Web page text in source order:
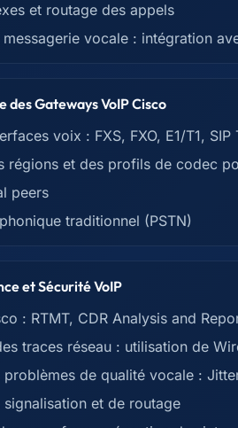
et routage des appels
vocale : intégration
des Gateways VoIP Cisco
voix : FXS, FXO, E1/T1, SIP
régions et des profils de codec
peers
traditionnel (PSTN)
et Sécurité VoIP
: RTMT, CDR Analysis and
traces réseau : utilisation de
de qualité vocale :
et de routage